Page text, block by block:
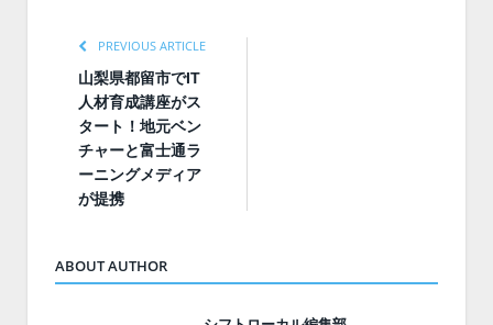
PREVIOUS ARTICLE
山梨県都留市でIT
人材育成講座がス
タート！地元ベン
チャーと富士通ラ
ーニングメディア
が提携
ABOUT AUTHOR